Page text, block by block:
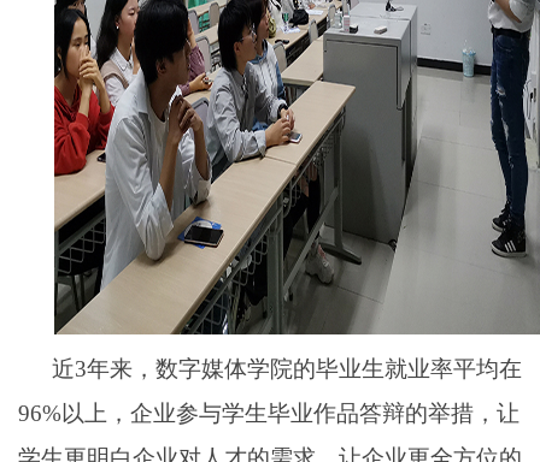
近3年来，数字媒体学院的毕业生就业率平均在
96%以上，企业参与学生毕业作品答辩的举措，让